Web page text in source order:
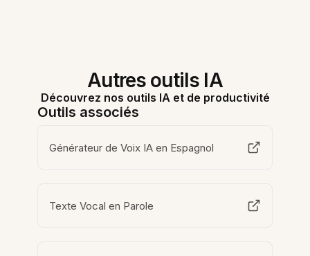
Autres outils IA
Découvrez nos outils IA et de productivité
Outils associés
Générateur de Voix IA en Espagnol
Texte Vocal en Parole